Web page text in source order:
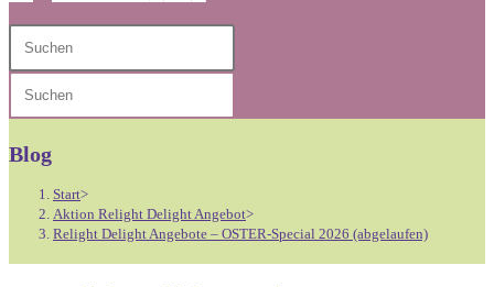
Diese
Website
durchsuchen
Escape
panel.
Escape
the
search
panel.
Blog
Start>
Aktion Relight Delight Angebot>
Relight Delight Angebote – OSTER-Special 2026 (abgelaufen)